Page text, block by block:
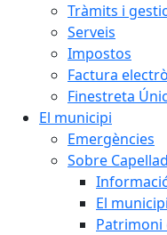
Tràmits i
Serveis
Impostos
Factura
Finestreta
El municipi
Emergències
Sobre
El
Patrimoni